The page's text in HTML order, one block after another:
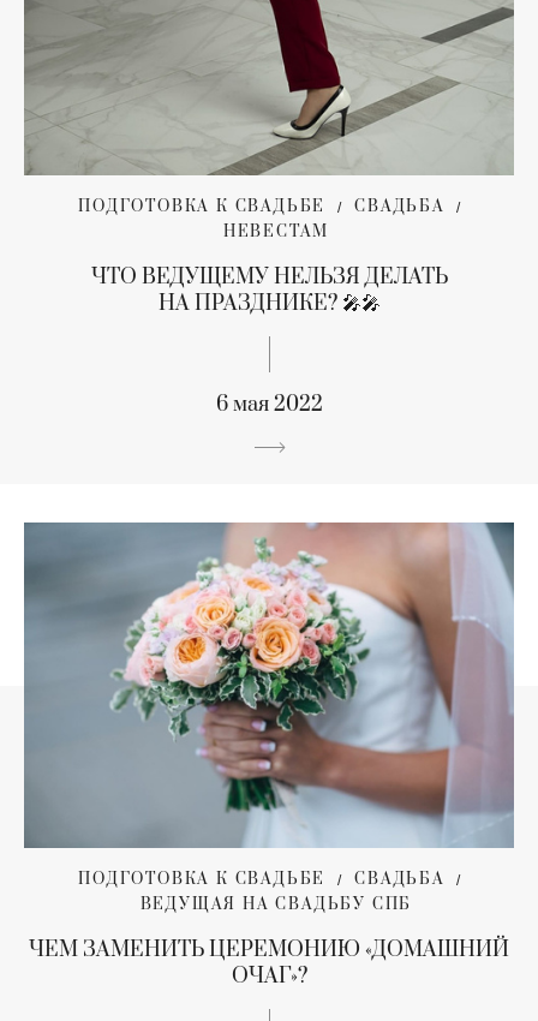
ПОДГОТОВКА К СВАДЬБЕ
СВАДЬБА
НЕВЕСТАМ
ЧТО ВЕДУЩЕМУ НЕЛЬЗЯ ДЕЛАТЬ
НА ПРАЗДНИКЕ? 🎤🎤
6 мая 2022
ПОДГОТОВКА К СВАДЬБЕ
СВАДЬБА
ВЕДУЩАЯ НА СВАДЬБУ СПБ
ЧЕМ ЗАМЕНИТЬ ЦЕРЕМОНИЮ «ДОМАШНИЙ
ОЧАГ»?